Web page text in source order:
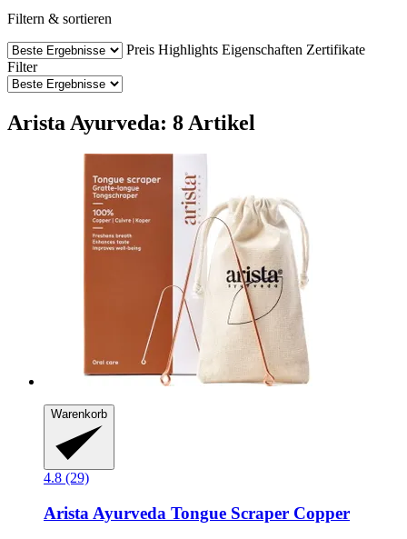
Filtern & sortieren
Preis Highlights Eigenschaften Zertifikate
Filter
Arista Ayurveda: 8 Artikel
Warenkorb
4.8 (29)
Arista Ayurveda Tongue Scraper Copper